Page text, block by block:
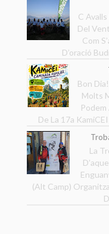
C
Del
Com
D’oració
Bon
Molts
Podem
De La 17a
La
(Alt Camp)